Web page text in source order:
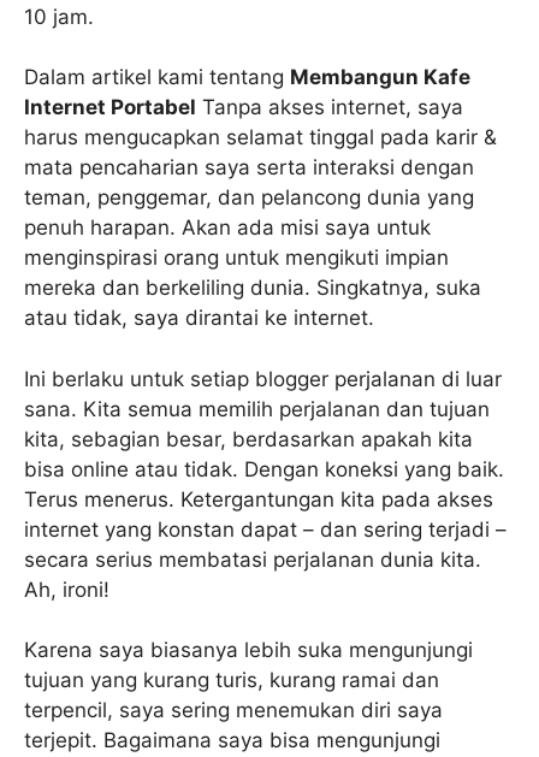
10 jam.
Dalam artikel kami tentang Membangun Kafe
Internet Portabel Tanpa akses internet, saya
harus mengucapkan selamat tinggal pada karir &
mata pencaharian saya serta interaksi dengan
teman, penggemar, dan pelancong dunia yang
penuh harapan. Akan ada misi saya untuk
menginspirasi orang untuk mengikuti impian
mereka dan berkeliling dunia. Singkatnya, suka
atau tidak, saya dirantai ke internet.
Ini berlaku untuk setiap blogger perjalanan di luar
sana. Kita semua memilih perjalanan dan tujuan
kita, sebagian besar, berdasarkan apakah kita
bisa online atau tidak. Dengan koneksi yang baik.
Terus menerus. Ketergantungan kita pada akses
internet yang konstan dapat – dan sering terjadi –
secara serius membatasi perjalanan dunia kita.
Ah, ironi!
Karena saya biasanya lebih suka mengunjungi
tujuan yang kurang turis, kurang ramai dan
terpencil, saya sering menemukan diri saya
terjepit. Bagaimana saya bisa mengunjungi